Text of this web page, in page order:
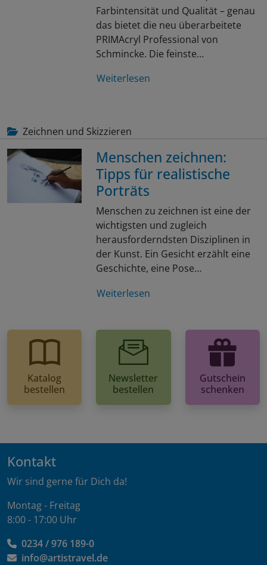
Farbintensität und Qualität – genau
das bietet die neu überarbeitete
PRIMAcryl Professional von
Schmincke. Die feinste…
Weiterlesen
Zeichnen und Skizzieren
Menschen zeichnen:
Tipps für realistische
Porträts
Menschen zu zeichnen ist eine der
wichtigsten und zugleich
herausforderndsten Disziplinen in
der Kunst. Ein Gesicht erzählt eine
Geschichte, eine Pose…
Weiterlesen
Katalog
bestellen
Newsletter
bestellen
Gutschein
schenken
Kontakt
Wir sind gerne für Dich da!
Montag - Freitag
8:00 - 17:00 Uhr
0234 / 976 189-0
info@artistravel.de